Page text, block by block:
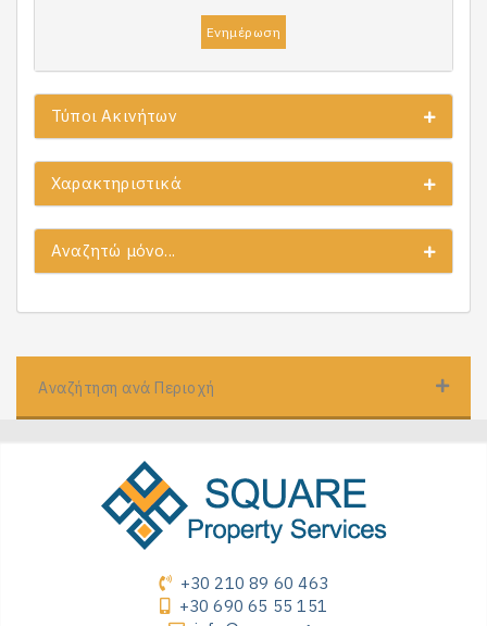
Ενημέρωση
Τύποι Ακινήτων
Χαρακτηριστικά
Αναζητώ μόνο...
Αναζήτηση ανά Περιοχή
+30 210 89 60 463
+30 690 65 55 151